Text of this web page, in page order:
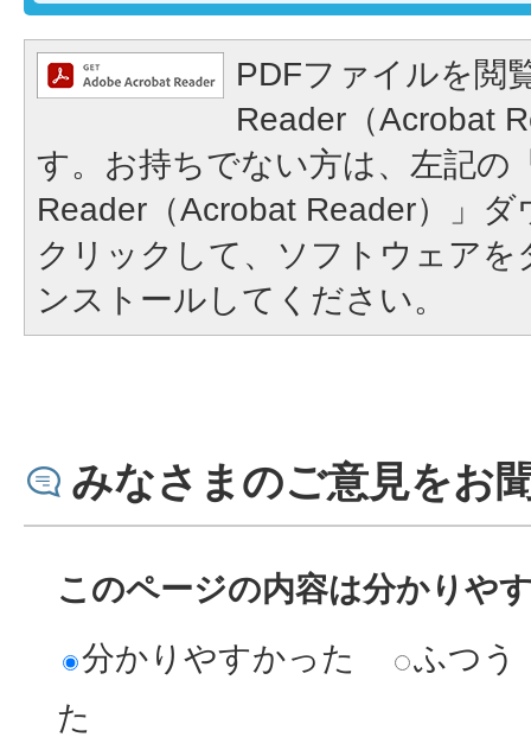
PDFファイルを閲
Reader（Acrobat
す。お持ちでない方は、左記の
Reader（Acrobat Reader）」
クリックして、ソフトウェア
ンストールしてください。
みなさまのご意見をお
このページの内容は分かりや
分かりやすかった
ふつう
た